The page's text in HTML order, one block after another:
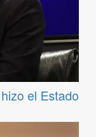
el Estado